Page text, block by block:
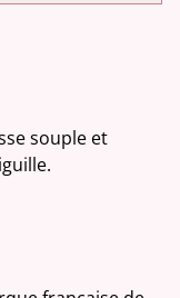
souple et